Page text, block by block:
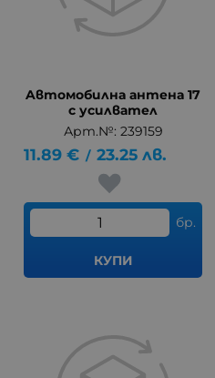
Aвтомобилна антена 17
с усилвател
Арт.№: 239159
11.89 € / 23.25 лв.
бр.
КУПИ